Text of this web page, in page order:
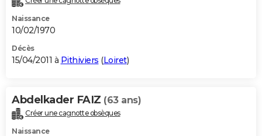
Naissance
10/02/1970
Décès
15/04/2011 à Pithiviers (Loiret)
Abdelkader FAIZ (63 ans)
Créer une cagnotte obsèques
Naissance